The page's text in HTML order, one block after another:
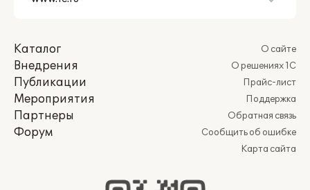
Каталог
Внедрения
Публикации
Мероприятия
Партнеры
Форум
О сайте
О решениях 1С
Прайс-лист
Поддержка
Обратная связь
Сообщить об ошибке
Карта сайта